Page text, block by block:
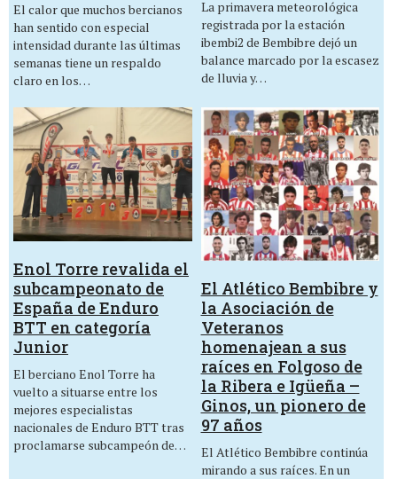
El calor que muchos bercianos
han sentido con especial
intensidad durante las últimas
semanas tiene un respaldo
claro en los…
La primavera meteorológica
registrada por la estación
ibembi2 de Bembibre dejó un
balance marcado por la escasez
de lluvia y…
Enol Torre revalida el
subcampeonato de
España de Enduro
BTT en categoría
Junior
El berciano Enol Torre ha
vuelto a situarse entre los
mejores especialistas
nacionales de Enduro BTT tras
proclamarse subcampeón de…
El Atlético Bembibre y
la Asociación de
Veteranos
homenajean a sus
raíces en Folgoso de
la Ribera e Igüeña –
Ginos, un pionero de
97 años
El Atlético Bembibre continúa
mirando a sus raíces. En un